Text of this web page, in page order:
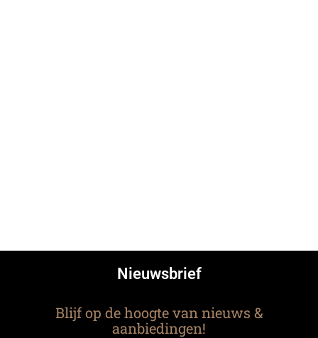
Nieuwsbrief
Blijf op de hoogte van nieuws &
aanbiedingen!